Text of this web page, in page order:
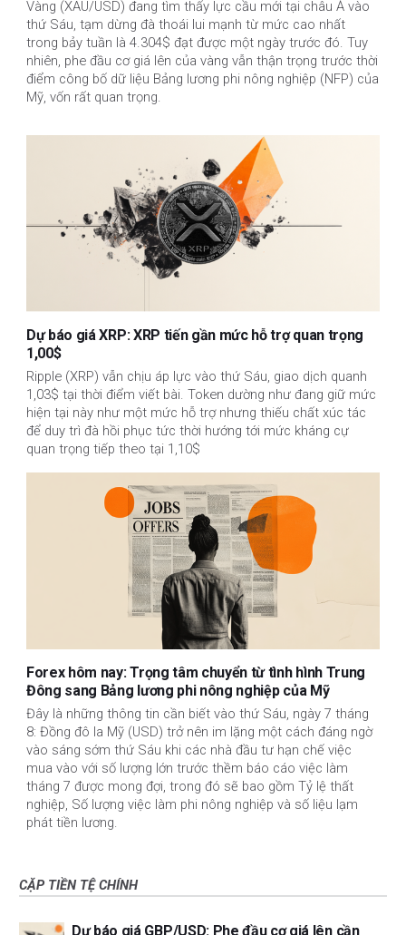
Vàng (XAU/USD) đang tìm thấy lực cầu mới tại châu Á vào
thứ Sáu, tạm dừng đà thoái lui mạnh từ mức cao nhất
trong bảy tuần là 4.304$ đạt được một ngày trước đó. Tuy
nhiên, phe đầu cơ giá lên của vàng vẫn thận trọng trước thời
điểm công bố dữ liệu Bảng lương phi nông nghiệp (NFP) của
Mỹ, vốn rất quan trọng.
Dự báo giá XRP: XRP tiến gần mức hỗ trợ quan trọng
1,00$
Ripple (XRP) vẫn chịu áp lực vào thứ Sáu, giao dịch quanh
1,03$ tại thời điểm viết bài. Token dường như đang giữ mức
hiện tại này như một mức hỗ trợ nhưng thiếu chất xúc tác
để duy trì đà hồi phục tức thời hướng tới mức kháng cự
quan trọng tiếp theo tại 1,10$
Forex hôm nay: Trọng tâm chuyển từ tình hình Trung
Đông sang Bảng lương phi nông nghiệp của Mỹ
Đây là những thông tin cần biết vào thứ Sáu, ngày 7 tháng
8: Đồng đô la Mỹ (USD) trở nên im lặng một cách đáng ngờ
vào sáng sớm thứ Sáu khi các nhà đầu tư hạn chế việc
mua vào với số lượng lớn trước thềm báo cáo việc làm
tháng 7 được mong đợi, trong đó sẽ bao gồm Tỷ lệ thất
nghiệp, Số lượng việc làm phi nông nghiệp và số liệu lạm
phát tiền lương.
CẶP TIỀN TỆ CHÍNH
Dự báo giá GBP/USD: Phe đầu cơ giá lên cần